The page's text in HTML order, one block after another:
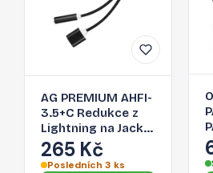
AG PREMIUM AHFI-
3.5+C Redukce z
Lightning na Jack
3,5/Lightning,
černá
265 Kč
Posledních 3 ks